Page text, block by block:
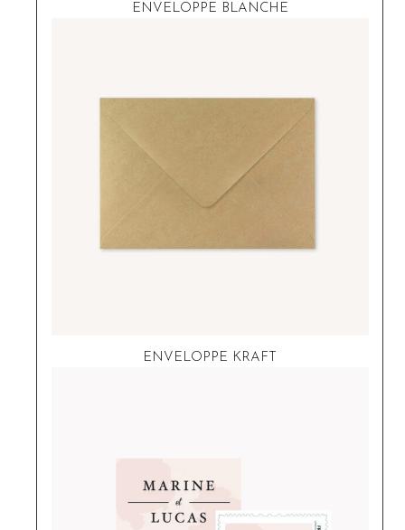
ENVELOPPE BLANCHE
ENVELOPPE KRAFT